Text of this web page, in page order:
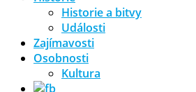
Historie a bitvy
Události
Zajímavosti
Osobnosti
Kultura